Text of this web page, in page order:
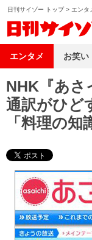
日刊サイゾー トップ> エンタ
NHK『あさ
通訳がひど
「料理の
エンタメ お笑い